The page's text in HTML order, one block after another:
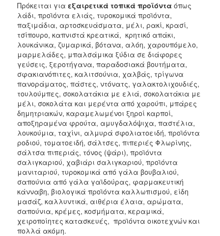
Πρόκειται για εξαιρετικά τοπικά προϊόντα όπως
λάδι, προϊόντα ελιάς, τυροκομικά προϊόντα,
παξιμάδια, αρτοσκευάσματα, μέλι, ρακί, κρασί,
τσίπουρο, καπνιστά κρεατικά, κρητικό απάκι,
λουκάνικα, ζυμαρικά, βότανα, αλόη, χαρουπόμελο,
μαρμελάδες, μπαλσάμικα ξύδια σε διάφορες
γεύσεις, ξεροτήγανα, παραδοσιακά βουτήματα,
σφακιανόπιτες, καλιτσούνια, χαλβάς, τρίγωνα
πανοράματος, πάστες, ντόνατς, γαλακτολιχουδιές,
τουλούμπες, σοκολατάκια με ελιά, σοκολατάκια με
μέλι, σοκολάτα και μερέντα από χαρούπι, μπάρες
δημητριακών, καραμελωμένοι ξηροί καρποί,
αποξηραμένα φρούτα, αμυγδαλόψιχα, παστέλια,
λουκούμια, ταχίνι, αλμυρά σφολιατοειδή, προϊόντα
ροδιού, τοματοειδή, σάλτσες, πιπεριές Φλωρίνης,
σάλτσα πιπεριάς, τόνος (ψάρι), προϊόντα
σαλιγκαριού, χαβιάρι σαλιγκαριού, προϊόντα
μανιταριού, τυροκομικά από γάλα βουβαλιού,
σαπούνια από γάλα γαϊδούρας, φαρμακευτική
κάνναβη, βιολογικά προϊόντα καλλωπισμού, είδη
μασάζ, καλλυντικά, αιθέρια έλαια, αρώματα,
σαπούνια, κρέμες, κοσμήματα, κεραμικά,
χειροποίητες κατασκευές, προϊόντα οικοτεχνών και
πολλά ακόμη.